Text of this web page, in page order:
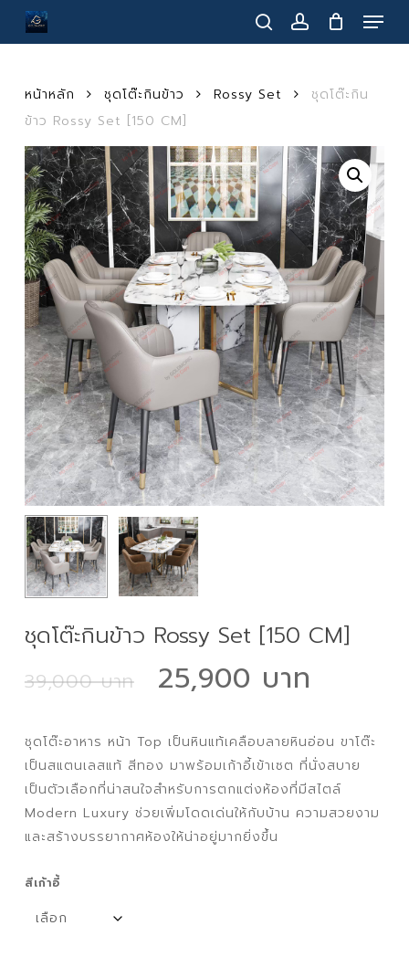
Skip
searchaccount
Menu
หน้าหลัก ชุดโต๊ะกินข้าว Rossy Set
ชุดโต๊ะกิน
ข้าว Rossy Set [150 CM]
ชุดโต๊ะกินข้าว Rossy Set [150 CM]
39,000 Original
price
was:
39,000 ฿.
25,900
is:
ชุดโต๊ะอาหาร หน้า Top เป็นหินแท้เคลือบลายหินอ่อน ขาโต๊ะ
เป็นสแตนเลสแท้ สีทอง มาพร้อมเก้าอี้เข้าเซต ที่นั่งสบาย
เป็นตัวเลือกที่น่าสนใจสำหรับการตกแต่งห้องที่มีสไตล์
Modern Luxury ช่วยเพิ่มโดดเด่นให้กับบ้าน ความสวยงาม
และสร้างบรรยากาศห้องให้น่าอยู่มากยิ่งขึ้น
สีเก้าอี้